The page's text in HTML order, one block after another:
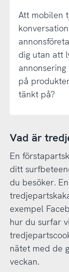
Att mobilen
dig utan att
på
tänkt på?
Vad är
En
ditt
du besöker.
exempel
hur du surfar
nätet med de
veckan.